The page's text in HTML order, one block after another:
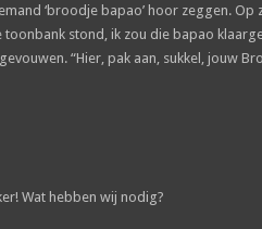
‘broodje bapao’ hoor zeggen.
stond, ik zou die bapao
“Hier, pak aan, sukkel, jouw
Wat hebben wij nodig?